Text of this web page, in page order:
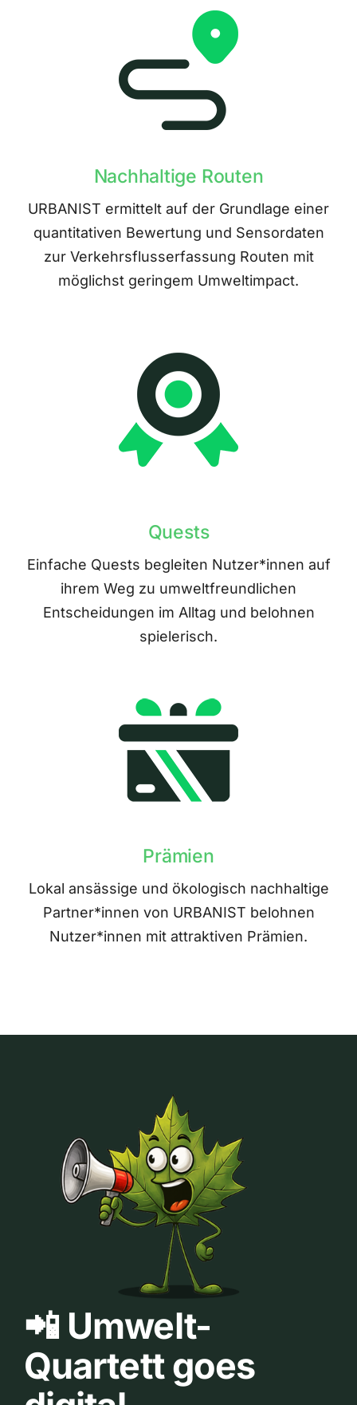
Nachhaltige Routen
URBANIST ermittelt auf der Grundlage einer
quantitativen Bewertung und Sensordaten
zur Verkehrsflusserfassung Routen mit
möglichst geringem Umweltimpact.
Quests
Einfache Quests begleiten Nutzer*innen auf
ihrem Weg zu umweltfreundlichen
Entscheidungen im Alltag und belohnen
spielerisch.
Prämien
Lokal ansässige und ökologisch nachhaltige
Partner*innen von URBANIST belohnen
Nutzer*innen mit attraktiven Prämien.
📲 Umwelt-
Quartett goes